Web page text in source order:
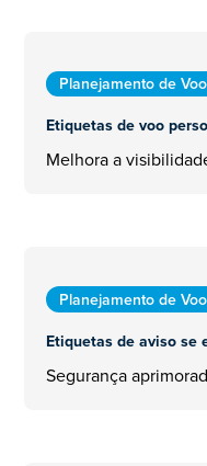
Planejamento de Voo
Etiquetas de voo
Melhora a
Planejamento de Voo
Etiquetas de aviso se
Segurança